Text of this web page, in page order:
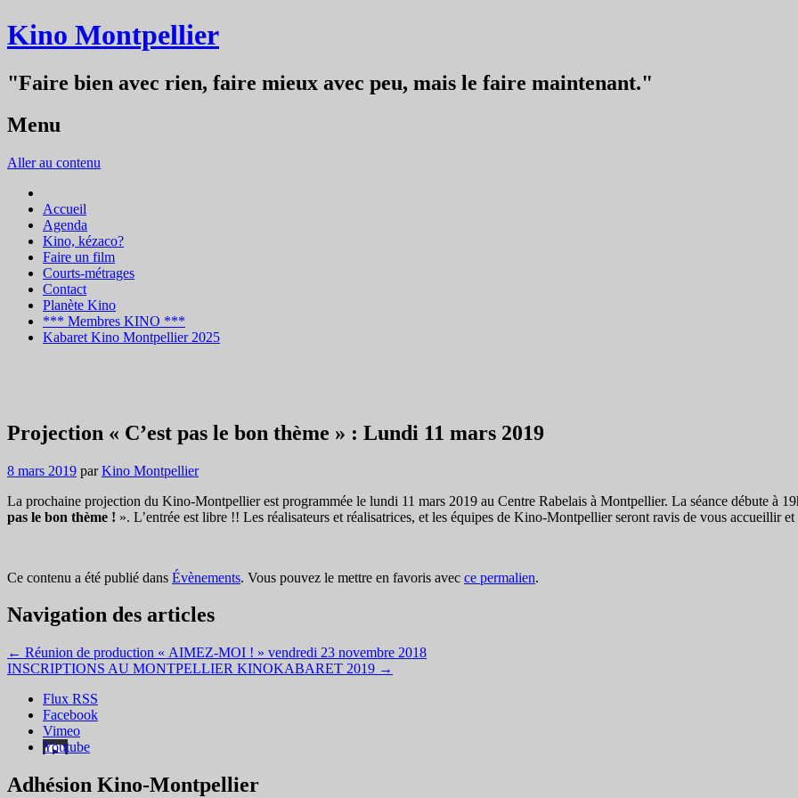
Kino Montpellier
"Faire bien avec rien, faire mieux avec peu, mais le faire maintenant."
Menu
Aller au contenu
Accueil
Agenda
Kino, kézaco?
Faire un film
Courts-métrages
Contact
Planète Kino
*** Membres KINO ***
Kabaret Kino Montpellier 2025
Projection « C’est pas le bon thème » : Lundi 11 mars 2019
8 mars 2019 parKino Montpellier
La prochaine projection du Kino-Montpellier est programmée le lundi 11 mars 2019 au Centre Rabelais à Montpellier. La séance débute à
pas le bon thème ! ». L’entrée est libre !! Les réalisateurs et réalisatrices, et les équipes de Kino-Montpellier seront ravis de vous accueillir
Ce contenu a été publié dans Évènements. Vous pouvez le mettre en favoris avec ce permalien.
Navigation des articles
← Réunion de production « AIMEZ-MOI ! » vendredi 23 novembre 2018
INSCRIPTIONS AU MONTPELLIER KINOKABARET 2019 →
Flux RSS
Facebook
Vimeo
Youtube
Adhésion Kino-Montpellier